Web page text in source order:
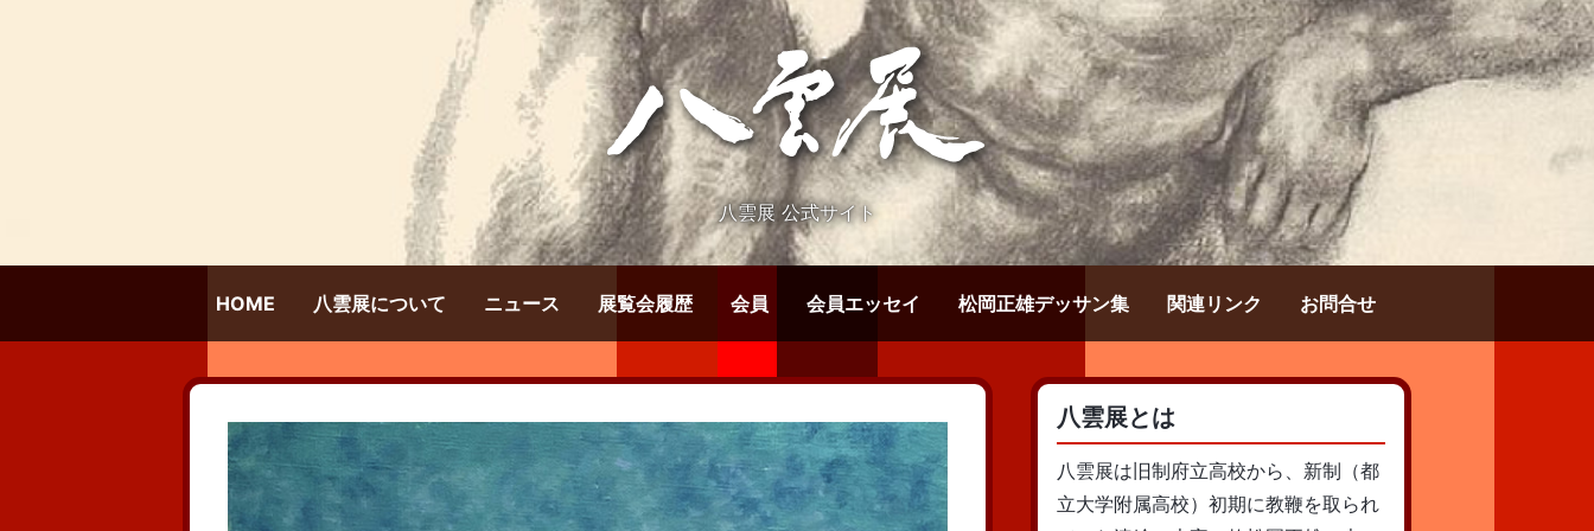
八雲展 公式サイト
HOME 八雲展について ニュース 展覧会履歴 会員 会員エッセイ 松岡正雄デッサン集 関連リンク お問合せ
八雲展とは
八雲展は旧制府立高校から、新制（都
立大学附属高校）初期に教鞭を取られ